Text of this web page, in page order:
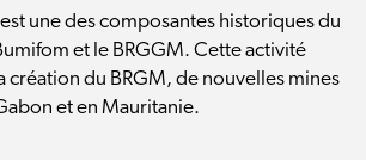
une des composantes historiques du
et le BRGGM. Cette activité
création du BRGM, de nouvelles mines
et en Mauritanie.